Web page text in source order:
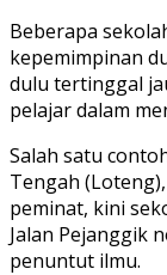
Beberapa
kepemimpinan
dulu tertinggal
pelajar dalam
Salah satu
Tengah
peminat, kini
Jalan Pejanggik
penuntut ilmu.